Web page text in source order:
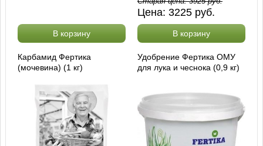
В корзину
Цена: 3225 руб.
В корзину
Карбамид Фертика
(мочевина) (1 кг)
Удобрение Фертика ОМУ
для лука и чеснока (0,9 кг)